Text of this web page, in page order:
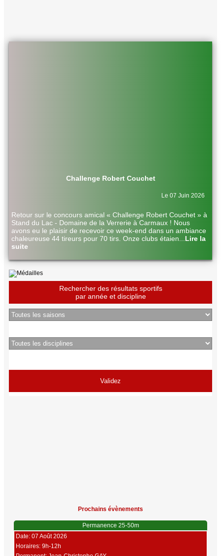
Challenge Robert Couchet
Le 07 Juin 2026
Retour sur le concours amical « Challenge Robert Couchet » à
Stand du Lac - Domaine de la Verrerie à Carmaux ! Nous
avons eu le plaisir de recevoir ce week-end dans un ambiance
chaleureuse 44 tireurs pour 70 tirs. Onze clubs étaien
Lire la
suite
Rechercher des résultats sportifs
par année et discipline
Prochains évènements
Permanence 25-50m
Date: 07 Août 2026
Horaires: 9h-12h